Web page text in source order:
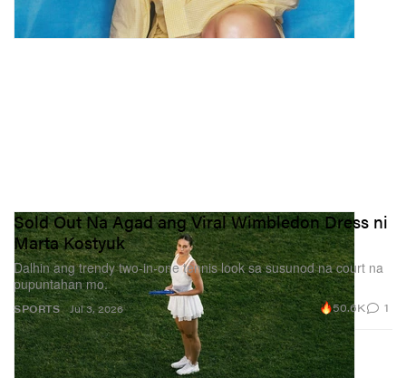
SPORTS
Sold Out Na Agad ang Viral Wimbledon Dress ni
Marta Kostyuk
Dalhin ang trendy two‑in‑one tennis look sa susunod na court na
pupuntahan mo.
Jul 3, 2026 50.6K 1